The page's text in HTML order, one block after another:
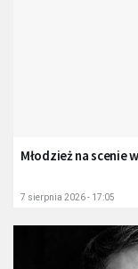
Młodzież na scenie
7 sierpnia 2026 - 17:05